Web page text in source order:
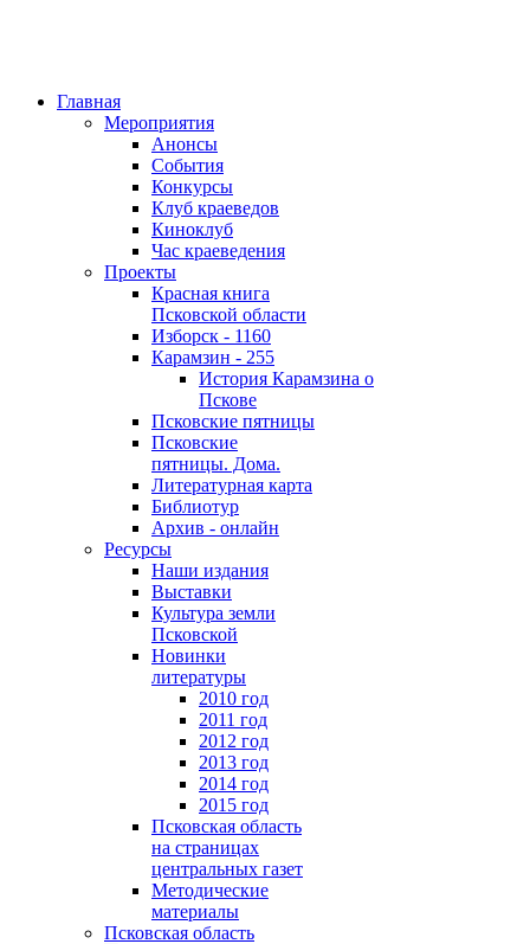
Главная
Мероприятия
Анонсы
События
Конкурсы
Клуб краеведов
Киноклуб
Час краеведения
Проекты
Красная книга
Псковской области
Изборск - 1160
Карамзин - 255
История Карамзина о
Пскове
Псковские пятницы
Псковские
пятницы. Дома.
Литературная карта
Библиотур
Архив - онлайн
Ресурсы
Наши издания
Выставки
Культура земли
Псковской
Новинки
литературы
2010 год
2011 год
2012 год
2013 год
2014 год
2015 год
Псковская область
на страницах
центральных газет
Методические
материалы
Псковская область